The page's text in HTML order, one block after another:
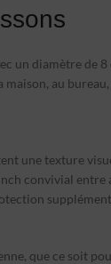
un diamètre de
au
une texture
convivial entre
que ce soit